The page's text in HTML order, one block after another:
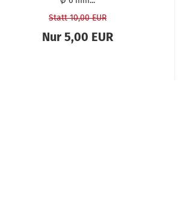
Statt 10,00 EUR
Nur 5,00 EUR